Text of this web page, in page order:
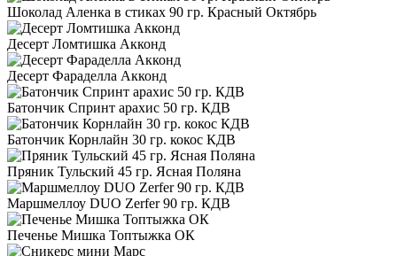
Шоколад Аленка в стиках 90 гр. Красный Октябрь
Десерт Ломтишка Акконд
Десерт Фараделла Акконд
Батончик Спринт арахис 50 гр. КДВ
Батончик Корнлайн 30 гр. кокос КДВ
Пряник Тульский 45 гр. Ясная Поляна
Маршмеллоу DUO Zerfer 90 гр. КДВ
Печенье Мишка Топтыжка ОК